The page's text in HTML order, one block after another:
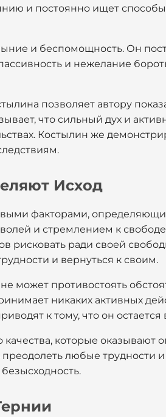
и постоянно ищет
и беспомощность. Он
и нежелание
позволяет автору
что сильный дух и
Костылин же
Исход
факторами,
и стремлением к свободе,
рисковать ради своей
и вернуться к своим.
может противостоять
никаких активных
к тому, что он
качества, которые оказывают
любые трудности